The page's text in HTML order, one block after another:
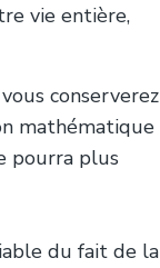
vie entière,
conserverez
mathématique
pourra plus
du fait de la